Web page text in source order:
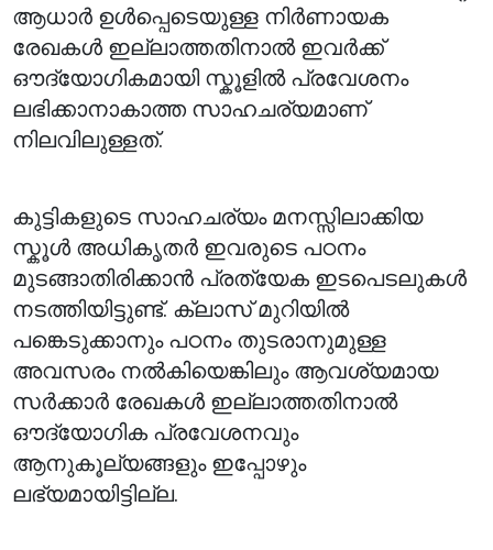
ആധാർ ഉൾപ്പെടെയുള്ള നിർണായക
രേഖകൾ ഇല്ലാത്തതിനാൽ ഇവർക്ക്
ഔദ്യോഗികമായി സ്കൂളിൽ പ്രവേശനം
ലഭിക്കാനാകാത്ത സാഹചര്യമാണ്
നിലവിലുള്ളത്.
കുട്ടികളുടെ സാഹചര്യം മനസ്സിലാക്കിയ
സ്കൂൾ അധികൃതർ ഇവരുടെ പഠനം
മുടങ്ങാതിരിക്കാൻ പ്രത്യേക ഇടപെടലുകൾ
നടത്തിയിട്ടുണ്ട്. ക്ലാസ് മുറിയിൽ
പങ്കെടുക്കാനും പഠനം തുടരാനുമുള്ള
അവസരം നൽകിയെങ്കിലും ആവശ്യമായ
സർക്കാർ രേഖകൾ ഇല്ലാത്തതിനാൽ
ഔദ്യോഗിക പ്രവേശനവും
ആനുകൂല്യങ്ങളും ഇപ്പോഴും
ലഭ്യമായിട്ടില്ല.